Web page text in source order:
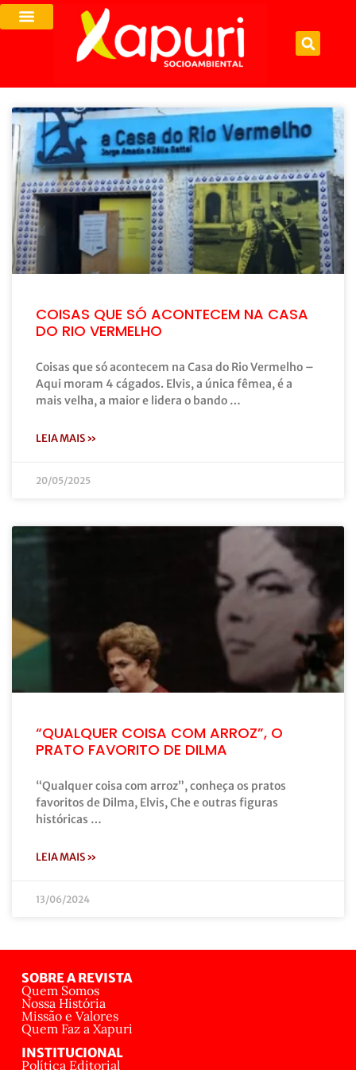
COISAS QUE SÓ ACONTECEM NA CASA
DO RIO VERMELHO
Coisas que só acontecem na Casa do Rio Vermelho –
Aqui moram 4 cágados. Elvis, a única fêmea, é a
mais velha, a maior e lidera o bando …
LEIA MAIS »
20/05/2025
“QUALQUER COISA COM ARROZ”, O
PRATO FAVORITO DE DILMA
“Qualquer coisa com arroz”, conheça os pratos
favoritos de Dilma, Elvis, Che e outras figuras
históricas …
LEIA MAIS »
13/06/2024
SOBRE A REVISTA
Quem Somos
Nossa História
Missão e Valores
Quem Faz a Xapuri
INSTITUCIONAL
Política Editorial